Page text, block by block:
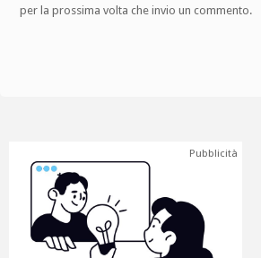
per la prossima volta che invio un commento.
Pubblicità